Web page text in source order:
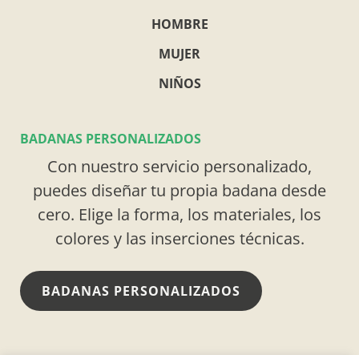
HOMBRE
MUJER
NIÑOS
BADANAS PERSONALIZADOS
Con nuestro servicio personalizado,
puedes diseñar tu propia badana desde
cero. Elige la forma, los materiales, los
colores y las inserciones técnicas.
BADANAS PERSONALIZADOS